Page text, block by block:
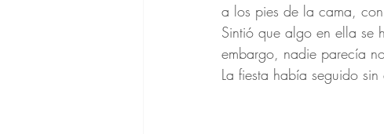
a los pies de la cama,
Sintió que algo en ella se
embargo, nadie parecía
La fiesta había seguido